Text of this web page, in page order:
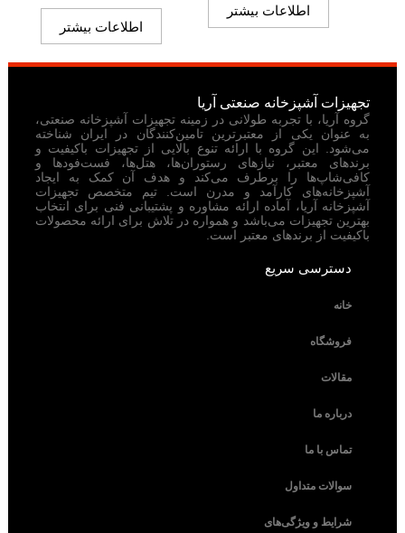
اطلاعات بیشتر
اطلاعات بیشتر
تجهیزات آشپزخانه صنعتی آریا
گروه آریا، با تجربه طولانی در زمینه تجهیزات آشپزخانه صنعتی،
به عنوان یکی از معتبرترین تامین‌کنندگان در ایران شناخته
می‌شود. این گروه با ارائه تنوع بالایی از تجهیزات باکیفیت و
برندهای معتبر، نیازهای رستوران‌ها، هتل‌ها، فست‌فودها و
کافی‌شاپ‌ها را برطرف می‌کند و هدف آن کمک به ایجاد
آشپزخانه‌های کارآمد و مدرن است. تیم متخصص تجهیزات
آشپزخانه آریا، آماده ارائه مشاوره و پشتیبانی فنی برای انتخاب
بهترین تجهیزات می‌باشد و همواره در تلاش برای ارائه محصولات
باکیفیت از برندهای معتبر است.
دسترسی سریع
خانه
فروشگاه
مقالات
درباره ما
تماس با ما
سوالات متداول
شرایط و ویژگی‌های